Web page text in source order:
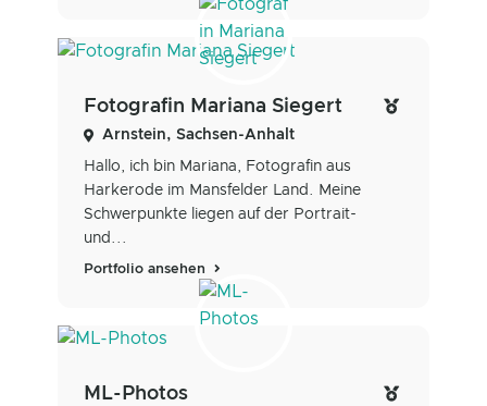
Fotografin Mariana Siegert
Arnstein, Sachsen-Anhalt
Hallo, ich bin Mariana, Fotografin aus
Harkerode im Mansfelder Land. Meine
Schwerpunkte liegen auf der Portrait-
und...
Portfolio ansehen
ML-Photos